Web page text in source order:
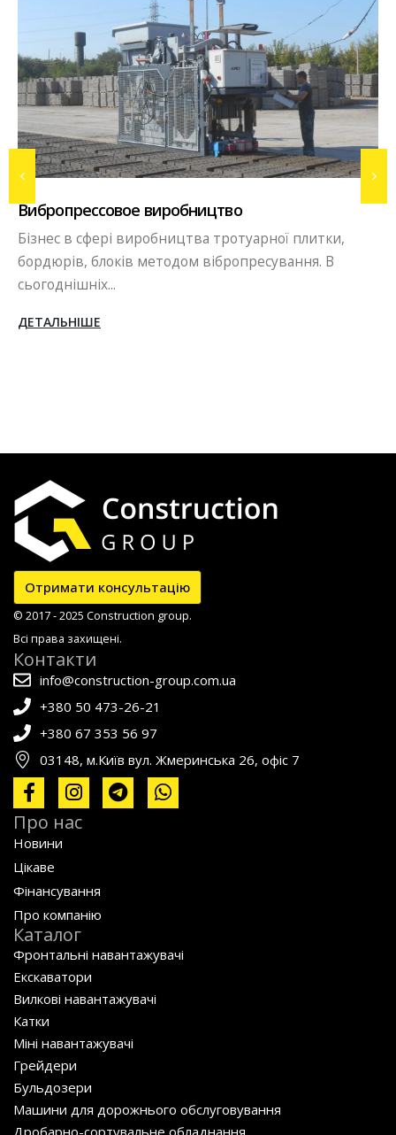
Вибропрессовое виробництво
Бізнес в сфері виробництва тротуарної плитки,
бордюрів, блоків методом вібропресування. В
сьогоднішніх...
ДЕТАЛЬНІШЕ
Отримати консультацію
© 2017 - 2025 Construction group.
Всі права захищені.
Контакти
info@construction-group.com.ua
+380 50 473-26-21
+380 67 353 56 97
03148, м.Київ вул. Жмеринська 26, офіс 7
Про нас
Новини
Цікаве
Фінансування
Про компанію
Каталог
Фронтальні навантажувачі
Екскаватори
Вилкові навантажувачі
Катки
Міні навантажувачі
Грейдери
Бульдозери
Машини для дорожнього обслуговування
Дробарно-сортувальне обладнання